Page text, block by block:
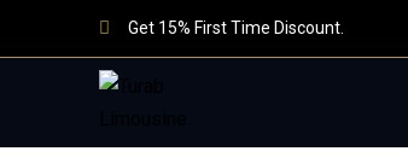
Get 15% First Time Discount.